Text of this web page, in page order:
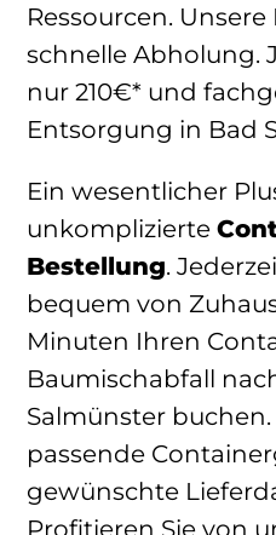
Ressourcen.
schnelle Abholung.
nur 210€* und
Entsorgung in Bad
Ein wesentlicher
unkomplizierte
Bestellung.
bequem von
Minuten Ihren
Baumischabfall
Salmünster
passende
gewünschte
Profitieren Sie von